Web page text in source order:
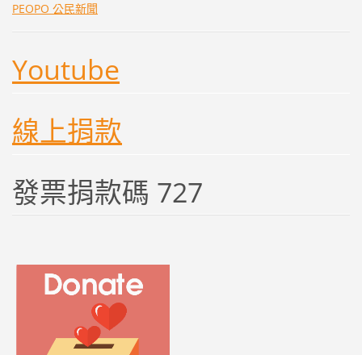
PEOPO 公民新聞
Youtube
線上捐款
發票捐款碼 727